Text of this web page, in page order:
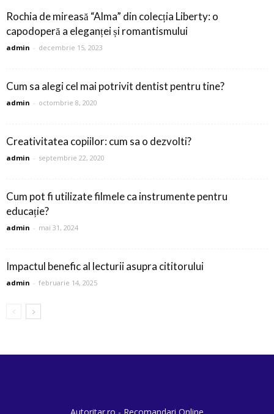
Rochia de mireasă “Alma” din colecția Liberty: o
capodoperă a eleganței și romantismului
admin - decembrie 15, 2023
Cum sa alegi cel mai potrivit dentist pentru tine?
admin - octombrie 8, 2020
Creativitatea copiilor: cum sa o dezvolti?
admin - septembrie 22, 2020
Cum pot fi utilizate filmele ca instrumente pentru
educație?
admin - mai 31, 2024
Impactul benefic al lecturii asupra cititorului
admin - februarie 14, 2025